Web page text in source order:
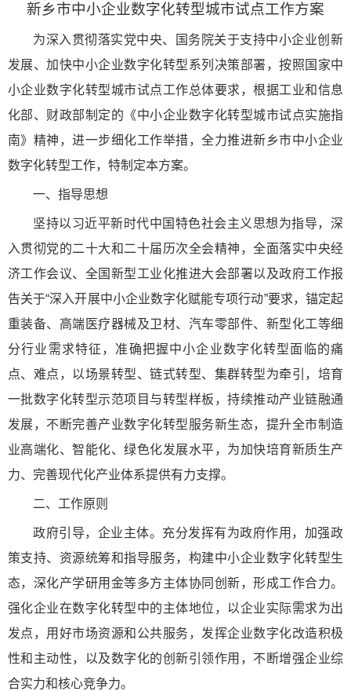
新乡市中小企业数字化转型城市试点工作方案
为深入贯彻落实党中央、国务院关于支持中小企业创新
发展、加快中小企业数字化转型系列决策部署，按照国家中
小企业数字化转型城市试点工作总体要求，根据工业和信息
化部、财政部制定的《中小企业数字化转型城市试点实施指
南》精神，进一步细化工作举措，全力推进新乡市中小企业
数字化转型工作，特制定本方案。
一、 指导思想
坚持以习近平新时代中国特色社会主义思想为指导，深
入贯彻党的二十大和二十届历次全会精神，全面落实中央经
济工作会议、全国新型工业化推进大会部署以及政府工作报
告关于“深入开展中小企业数字化赋能专项行动”要求，锚定起
重装备、高端医疗器械及卫材、汽车零部件、新型化工等细
分行业需求特征，准确把握中小企业数字化转型面临的痛
点、难点，以场景转型、链式转型、集群转型为牵引，培育
一批数字化转型示范项目与转型样板，持续推动产业链融通
发展，不断完善产业数字化转型服务新生态，提升全市制造
业高端化、智能化、绿色化发展水平，为加快培育新质生产
力、完善现代化产业体系提供有力支撑。
二、工作原则
政府引导，企业主体。充分发挥有为政府作用，加强政
策支持、资源统筹和指导服务，构建中小企业数字化转型生
态，深化产学研用金等多方主体协同创新，形成工作合力。
强化企业在数字化转型中的主体地位，以企业实际需求为出
发点，用好市场资源和公共服务，发挥企业数字化改造积极
性和主动性，以及数字化的创新引领作用，不断增强企业综
合实力和核心竞争力。